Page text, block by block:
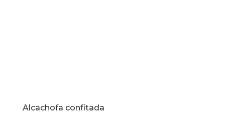
Alcachofa confitada